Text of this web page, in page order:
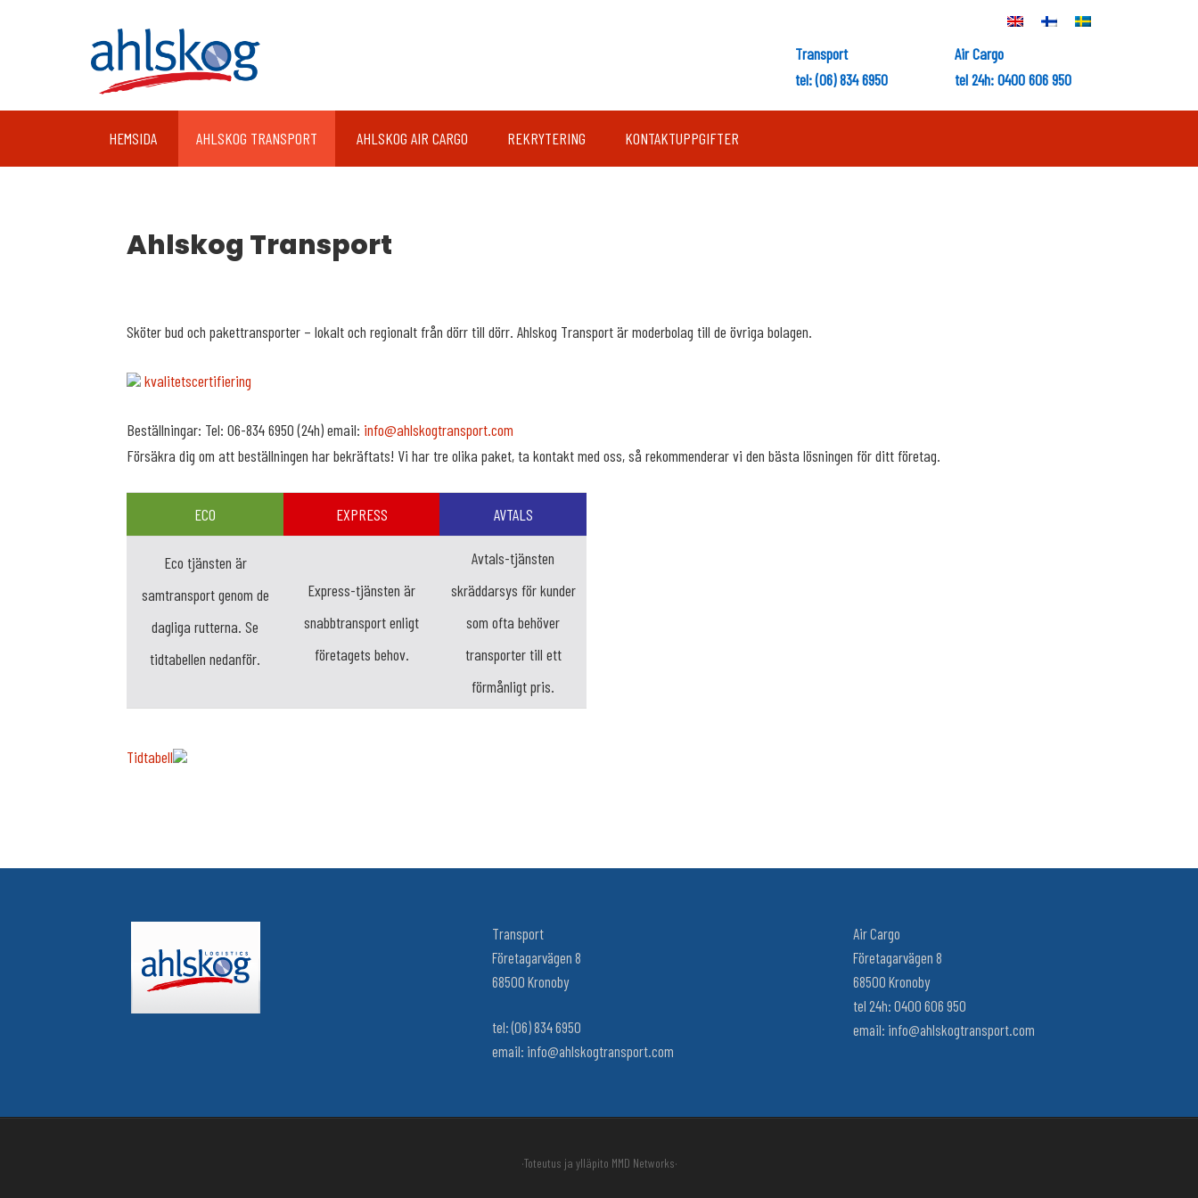
Transport
tel: (06) 834 6950
Air Cargo
tel 24h: 0400 606 950
HEMSIDA AHLSKOG TRANSPORT AHLSKOG AIR CARGO REKRYTERING KONTAKTUPPGIFTER
Ahlskog Transport
Sköter bud och pakettransporter – lokalt och regionalt från dörr till dörr. Ahlskog Transport är moderbolag till de övriga bolagen.
kvalitetscertifiering
Beställningar: Tel: 06-834 6950 (24h) email: info@ahlskogtransport.com
Försäkra dig om att beställningen har bekräftats! Vi har tre olika paket, ta kontakt med oss, så rekommenderar vi den bästa lösningen för ditt företag.
ECO EXPRESS AVTALS
Eco tjänsten är
samtransport genom de
dagliga rutterna. Se
tidtabellen nedanför.
Express-tjänsten är
snabbtransport enligt
företagets behov.
Avtals-tjänsten
skräddarsys för kunder
som ofta behöver
transporter till ett
förmånligt pris.
Tidtabell
Transport
Företagarvägen 8
68500 Kronoby
tel: (06) 834 6950
email: info@ahlskogtransport.com
Air Cargo
Företagarvägen 8
68500 Kronoby
tel 24h: 0400 606 950
email: info@ahlskogtransport.com
·Toteutus ja ylläpito MMD Networks·